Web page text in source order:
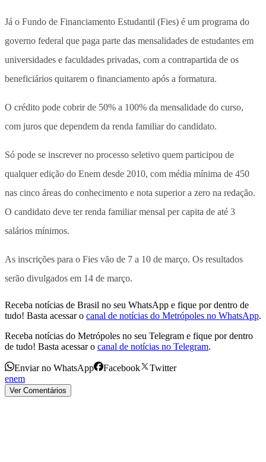
Já o Fundo de Financiamento Estudantil (Fies) é um programa do
governo federal que paga parte das mensalidades de estudantes em
universidades e faculdades privadas, com a contrapartida de os
beneficiários quitarem o financiamento após a formatura.
O crédito pode cobrir de 50% a 100% da mensalidade do curso,
com juros que dependem da renda familiar do candidato.
Só pode se inscrever no processo seletivo quem participou de
qualquer edição do Enem desde 2010, com média mínima de 450
nas cinco áreas do conhecimento e nota superior a zero na redação.
O candidato deve ter renda familiar mensal per capita de até 3
salários mínimos.
As inscrições para o Fies vão de 7 a 10 de março. Os resultados
serão divulgados em 14 de março.
Receba notícias de Brasil no seu WhatsApp e fique por dentro de
tudo! Basta acessar o canal de notícias do Metrópoles no WhatsApp.
Receba notícias do Metrópoles no seu Telegram e fique por dentro
de tudo! Basta acessar o canal de notícias no Telegram.
Enviar no WhatsApp Facebook
Twitter
enem
Ver Comentários